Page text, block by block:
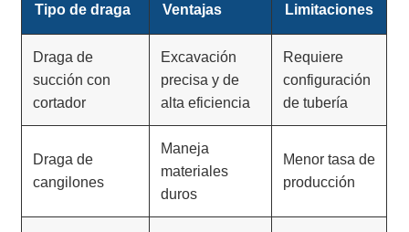
Tipo de draga Ventajas Limitaciones
Draga de
succión con
cortador
Excavación
precisa y de
alta eficiencia
Requiere
configuración
de tubería
Draga de
cangilones
Maneja
materiales
duros
Menor tasa de
producción